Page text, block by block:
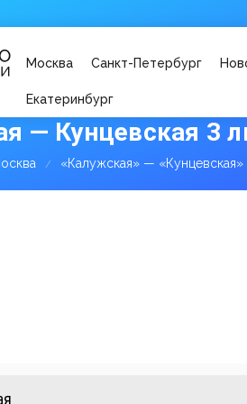
Москва Санкт-Петербург
Екатеринбург
— Кунцевская 3
«Калужская» — «Кунцевская»